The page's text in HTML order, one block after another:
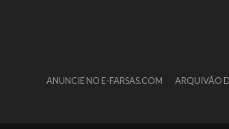
ANUNCIE NO E-FARSAS.COM ARQUIVÃO